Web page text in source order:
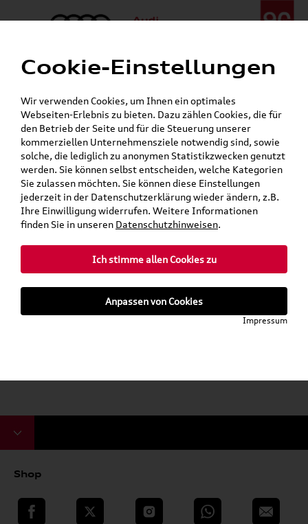
Menü
24h-Pannenhilfe:+49 (0)171 / 870 72 87
Gerade geöffnet
Verkauf:
Mo. - Fr. 08:00 - 19:00 Uhr Sa. 09:00 - 13:00 Uhr
Service:Mo. - Fr. 06:00 - 20:00 Uhr Sa. 08:00 - 13:00 Uhr
Jetzt sparen bei unseren
Dachboxen!
Grundträger zum Schnäppchenpreis
Shop
teilen Twitter Instagram WhatsApp E-Mail
Cookie-Einstellungen
Wir verwenden Cookies, um Ihnen ein optimales
Webseiten-Erlebnis zu bieten. Dazu zählen Cookies, die für
den Betrieb der Seite und für die Steuerung unserer
kommerziellen Unternehmensziele notwendig sind, sowie
solche, die lediglich zu anonymen Statistikzwecken genutzt
werden. Sie können selbst entscheiden, welche Kategorien
Sie zulassen möchten. Sie können diese Einstellungen
jederzeit in der Datenschutzerklärung wieder ändern, z.B.
Ihre Einwilligung widerrufen. Weitere Informationen
finden Sie in unseren Datenschutzhinweisen.
Ich stimme allen Cookies zu
Anpassen von Cookies
Impressum